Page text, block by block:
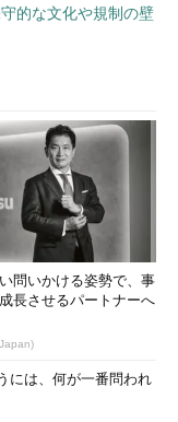
ニュー
れを
。デ
これが
うか確
きた
態が
［休止状態］が表示
ムによっては［休止
的な文化や規制の壁
問いかける姿勢で、事
長させるパートナーへ
には、何が一番問われ